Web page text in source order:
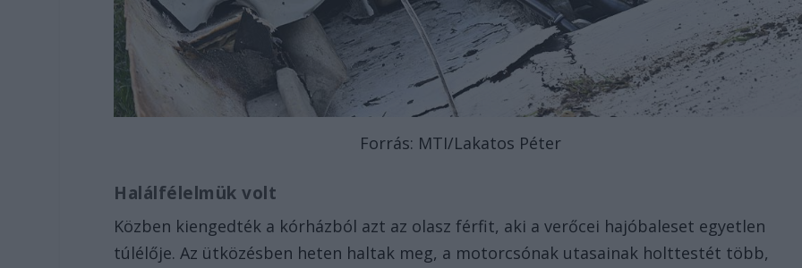
Forrás: MTI/Lakatos Péter
Halálfélelmük volt
Közben kiengedték a kórházból azt az olasz férfit, aki a verőcei hajóbaleset egyetlen
túlélője. Az ütközésben heten haltak meg, a motorcsónak utasainak holttestét több,